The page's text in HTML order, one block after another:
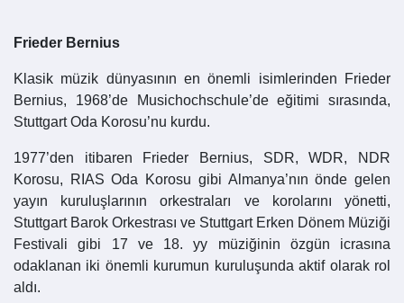
Frieder Bernius
Klasik müzik dünyasının en önemli isimlerinden Frieder
Bernius, 1968’de Musichochschule’de eğitimi sırasında,
Stuttgart Oda Korosu’nu kurdu.
1977’den itibaren Frieder Bernius, SDR, WDR, NDR
Korosu, RIAS Oda Korosu gibi Almanya’nın önde gelen
yayın kuruluşlarının orkestraları ve korolarını yönetti,
Stuttgart Barok Orkestrası ve Stuttgart Erken Dönem Müziği
Festivali gibi 17 ve 18. yy müziğinin özgün icrasına
odaklanan iki önemli kurumun kuruluşunda aktif olarak rol
aldı.